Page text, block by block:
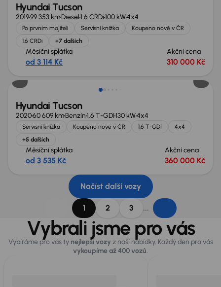
Hyundai Tucson
201999 353 kmDiesel1.6 CRDi100 kW4x4
Po prvním majiteli Servisní knížka
Koupeno nové v ČR
1.6 CRDi
+7 dalších
Měsíční splátka
od 3 114 Kč
Akční cena
310 000 Kč
Hyundai Tucson
202060 609 kmBenzín1.6 T-GDI130 kW4x4
Servisní knížka Koupeno nové v ČR 1.6 T-GDI
4x4
+5 dalších
Měsíční splátka
od 3 535 Kč
Akční cena
360 000 Kč
Načíst další vozy
1 2 3 ...
Vybrali jsme pro vás
Vybíráme pro vás ty nejlepší vozy z naší nabídky. Každý den pro vás
vykoupíme až 400 vozů.